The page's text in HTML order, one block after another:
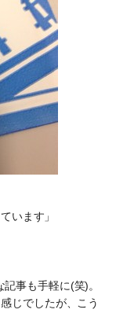
います」
事も手軽に(笑)。
じでしたが、こう